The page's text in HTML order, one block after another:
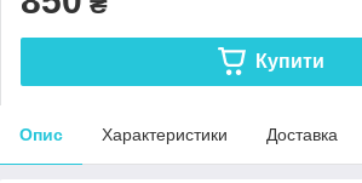
Купити
Опис Характеристики Доставка